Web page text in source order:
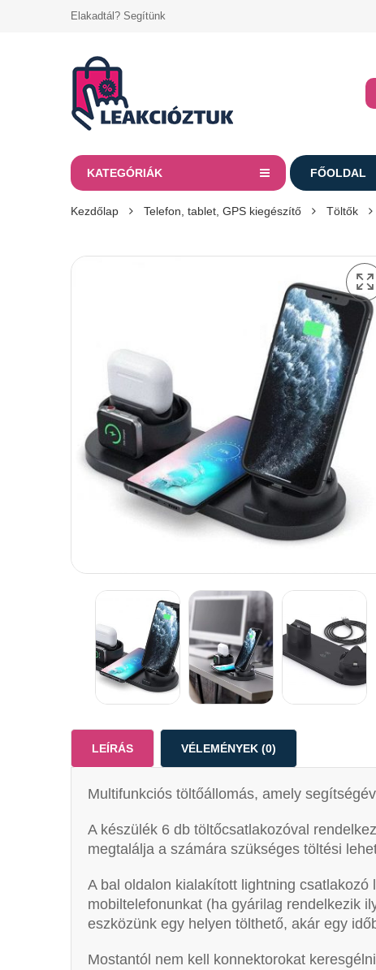
Elakadtál? Segítünk
KATEGÓRIÁK FŐOLDAL
Kezdőlap Telefon, tablet, GPS kiegészítő Töltők
LEÍRÁS VÉLEMÉNYEK (0)
Multifunkciós töltőállomás, amely
A készülék 6 db töltőcsatlakozóval
megtalálja a számára szükséges töltési
A bal oldalon kialakított lightning
mobiltelefonunkat (ha gyárilag rendelkezik
eszközünk egy helyen tölthető, akár egy
Mostantól nem kell konnektorokat